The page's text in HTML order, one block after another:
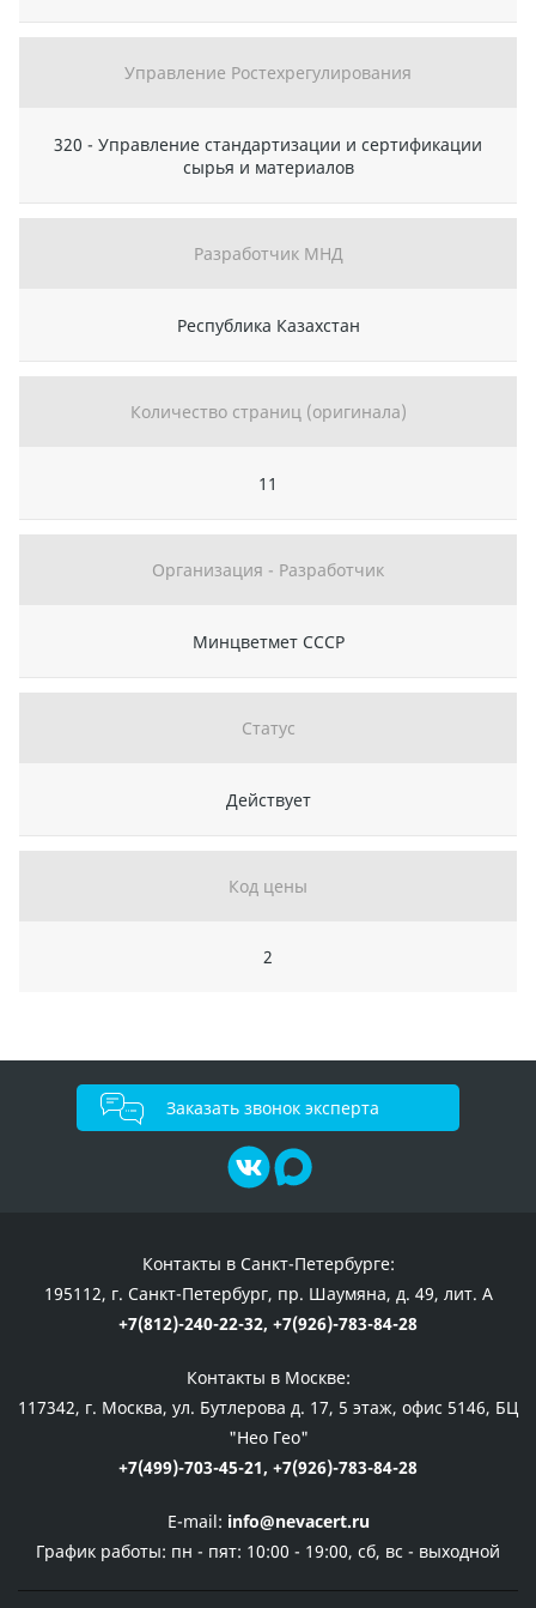
Управление Ростехрегулирования
320 - Управление стандартизации и сертификации
сырья и материалов
Разработчик МНД
Республика Казахстан
Количество страниц (оригинала)
11
Организация - Разработчик
Минцветмет СССР
Статус
Действует
Код цены
2
Заказать звонок эксперта
Контакты в Санкт-Петербурге:
195112, г. Санкт-Петербург, пр. Шаумяна, д. 49, лит. А
+7(812)-240-22-32, +7(926)-783-84-28
Контакты в Москве:
117342, г. Москва, ул. Бутлерова д. 17, 5 этаж, офис 5146, БЦ
"Нео Гео"
+7(499)-703-45-21, +7(926)-783-84-28
E-mail: info@nevacert.ru
График работы: пн - пят: 10:00 - 19:00, сб, вс - выходной